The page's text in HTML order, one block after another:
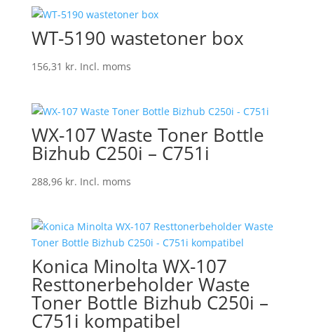
WT-5190 wastetoner box
156,31 kr. Incl. moms
WX-107 Waste Toner Bottle
Bizhub C250i – C751i
288,96 kr. Incl. moms
Konica Minolta WX-107
Resttonerbeholder Waste
Toner Bottle Bizhub C250i –
C751i kompatibel